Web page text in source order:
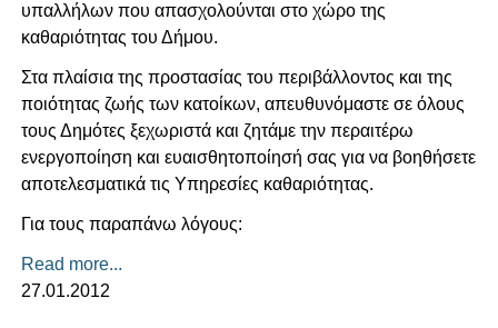
υπαλλήλων που απασχολούνται στο χώρο της
καθαριότητας του Δήμου.
Στα πλαίσια της προστασίας του περιβάλλοντος και της
ποιότητας ζωής των κατοίκων, απευθυνόμαστε σε όλους
τους Δημότες ξεχωριστά και ζητάμε την περαιτέρω
ενεργοποίηση και ευαισθητοποίησή σας για να βοηθήσετε
αποτελεσματικά τις Υπηρεσίες καθαριότητας.
Για τους παραπάνω λόγους:
Read more...
27.01.2012